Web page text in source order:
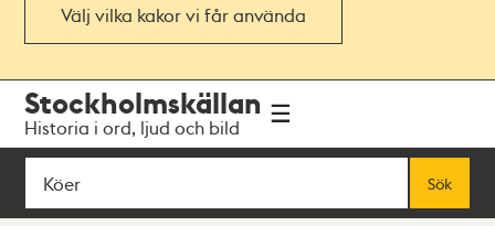
Välj vilka kakor vi får använda
navigationen
huvudinnehållet
Stockholmskällan
Historia i ord, ljud och bild
Sök
Sök